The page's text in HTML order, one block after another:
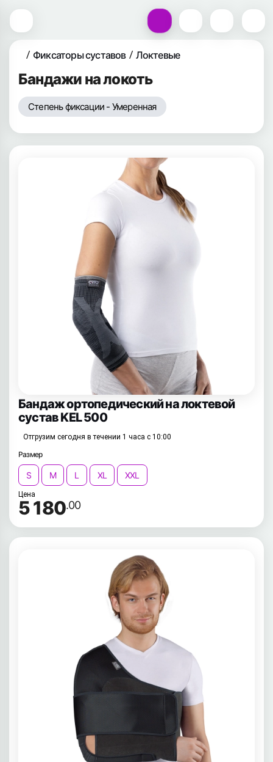
Фиксаторы суставов Локтевые
Бандажи на локоть
Степень фиксации - Умеренная
Бандаж ортопедический на локтевой
сустав KEL 500
Отгрузим сегодня в течении 1 часа с 10:00
Размер
S M L XL XXL
Цена
5 180.00